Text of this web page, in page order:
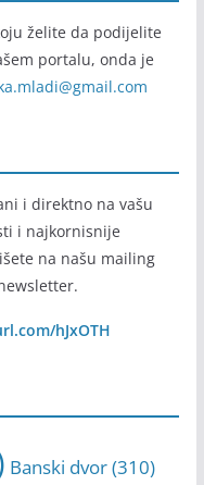
želite da podijelite
portalu, onda je
i direktno na vašu
i najkornisnije
na našu mailing
hJxOTH
Banski dvor(310)